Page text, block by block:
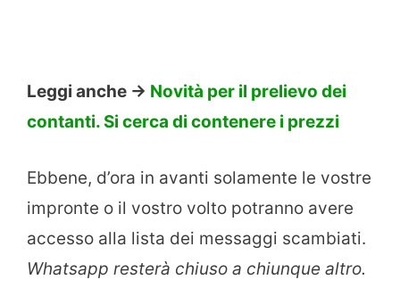
Leggi anche -> Novità per il prelievo dei
contanti. Si cerca di contenere i prezzi
Ebbene, d’ora in avanti solamente le vostre
impronte o il vostro volto potranno avere
accesso alla lista dei messaggi scambiati.
Whatsapp resterà chiuso a chiunque altro.